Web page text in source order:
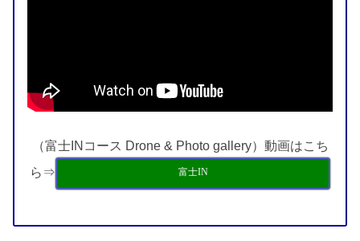
（富士INコース Drone & Photo gallery）動画はこち
ら⇒
富士IN